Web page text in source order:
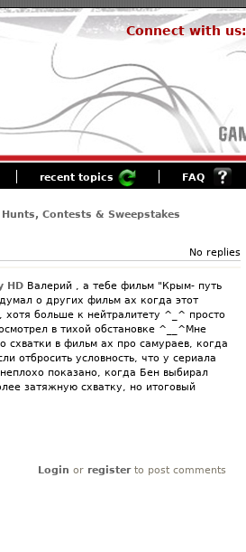
Connect with us:
recent topics FAQ
Contests & Sweepstakes
No replies
HDВалерий , а тебе фильм "Крым- путь
о других фильм ах когда этот
хотя больше к нейтралитету ^_^ просто
в тихой обстановке ^__^Мне
схватки в фильм ах про самураев, когда
отбросить условность, что у сериала
показано, когда Бен выбирал
затяжную схватку, но итоговый
Login or registerto post comments